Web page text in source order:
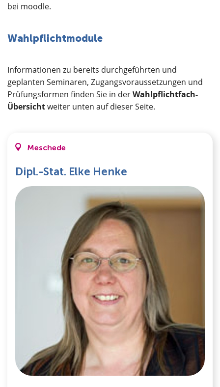
bei moodle.
Wahlpflichtmodule
Informationen zu bereits durchgeführten und
geplanten Seminaren, Zugangsvoraussetzungen und
Prüfungsformen finden Sie in derWahlpflichtfach-
Übersichtweiter unten auf dieser Seite.
Meschede
Dipl.-Stat. Elke Henke